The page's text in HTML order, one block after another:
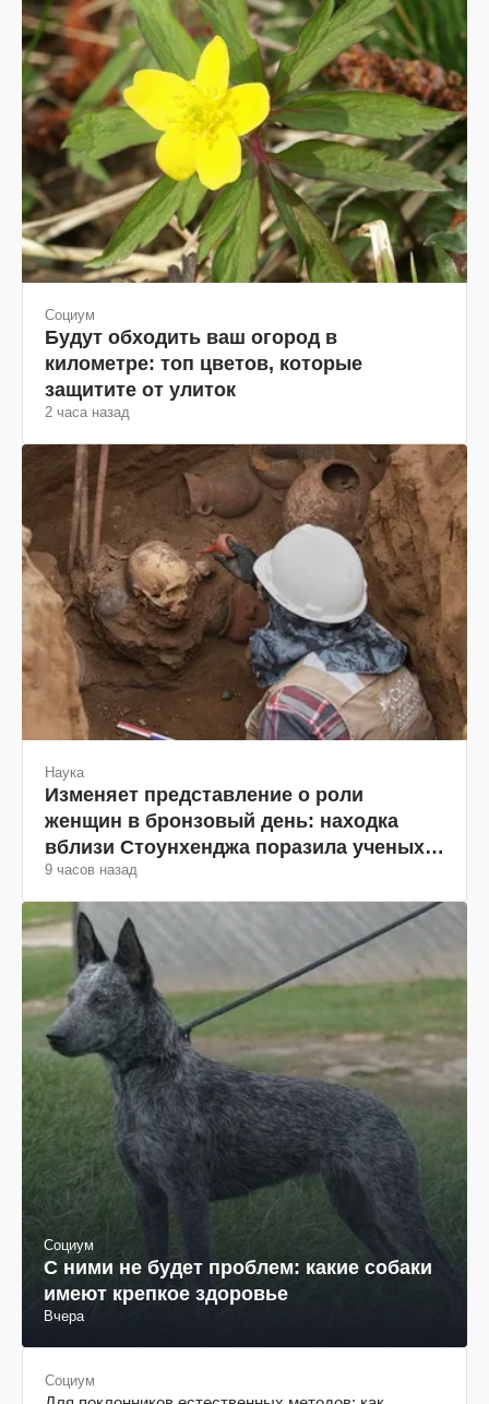
Социум
Будут обходить ваш огород в
километре: топ цветов, которые
защитите от улиток
2 часа назад
Наука
Изменяет представление о роли
женщин в бронзовый день: находка
вблизи Стоунхенджа поразила ученых
(фото)
9 часов назад
Социум
С ними не будет проблем: какие собаки
имеют крепкое здоровье
Вчера
Социум